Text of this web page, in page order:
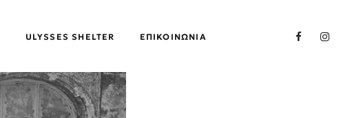
ULYSSES SHELTER ΕΠΙΚΟΙΝΩΝΊΑ